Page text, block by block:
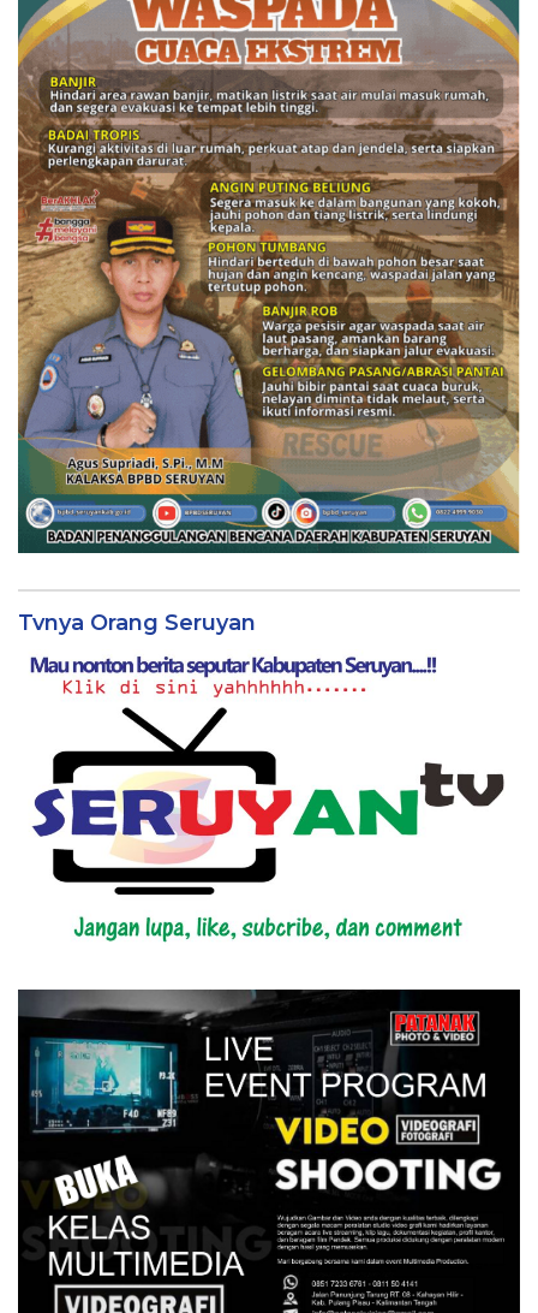
Tvnya Orang Seruyan